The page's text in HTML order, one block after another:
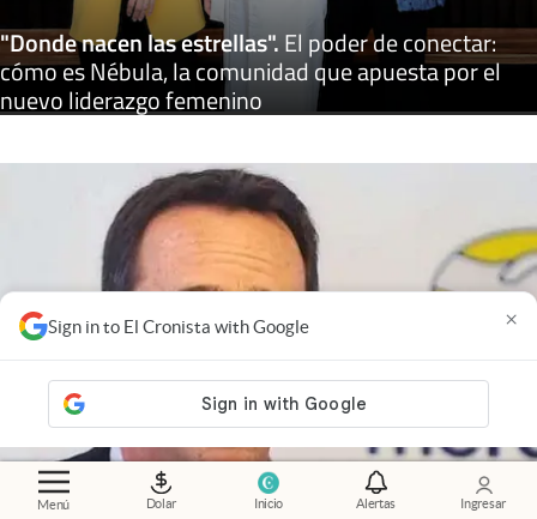
Menú Dolar Inicio Alertas Ingresar
Sign in to El Cronista with Google ×
"Donde nacen las estrellas".El poder de conectar:
cómo es Nébula, la comunidad que apuesta por el
nuevo liderazgo femenino